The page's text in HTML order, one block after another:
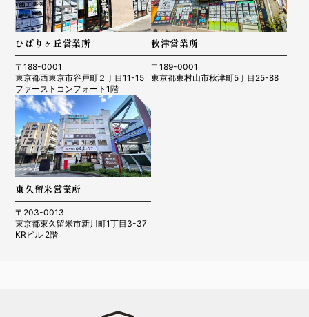
ひばりヶ丘営業所
〒188-0001
東京都西東京市谷戸町２丁目11-15
ファーストコンフォート1階
秋津営業所
〒189-0001
東京都東村山市秋津町5丁目25-88
東久留米営業所
〒203-0013
東京都東久留米市新川町1丁目3-37
KRビル 2階